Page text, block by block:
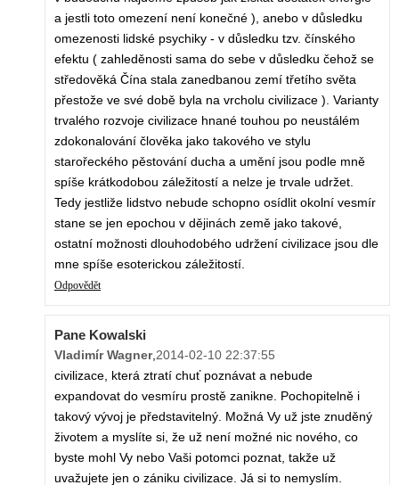
a jestli toto omezení není konečné ), anebo v důsledku
omezenosti lidské psychiky - v důsledku tzv. čínského
efektu ( zahleděnosti sama do sebe v důsledku čehož se
středověká Čína stala zanedbanou zemí třetího světa
přestože ve své době byla na vrcholu civilizace ). Varianty
trvalého rozvoje civilizace hnané touhou po neustálém
zdokonalování člověka jako takového ve stylu
starořeckého pěstování ducha a umění jsou podle mně
spíše krátkodobou záležitostí a nelze je trvale udržet.
Tedy jestliže lidstvo nebude schopno osídlit okolní vesmír
stane se jen epochou v dějinách země jako takové,
ostatní možnosti dlouhodobého udržení civilizace jsou dle
mne spíše esoterickou záležitostí.
Odpovědět
Pane Kowalski
Vladimír Wagner,2014-02-10 22:37:55
civilizace, která ztratí chuť poznávat a nebude
expandovat do vesmíru prostě zanikne. Pochopitelně i
takový vývoj je představitelný. Možná Vy už jste znuděný
životem a myslíte si, že už není možné nic nového, co
byste mohl Vy nebo Vaši potomci poznat, takže už
uvažujete jen o zániku civilizace. Já si to nemyslím.